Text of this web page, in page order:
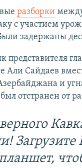
разборкимежду
с участием
задержаны
представителя
Сайдаев
и
отстранен от
Загрузите